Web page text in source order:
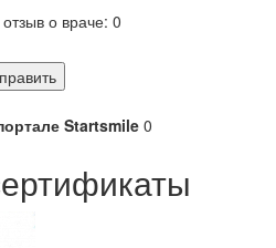
о враче: 0
Startsmile 0